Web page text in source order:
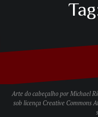
Arte do cabeçalho por Michael
sob licença Creative Commons